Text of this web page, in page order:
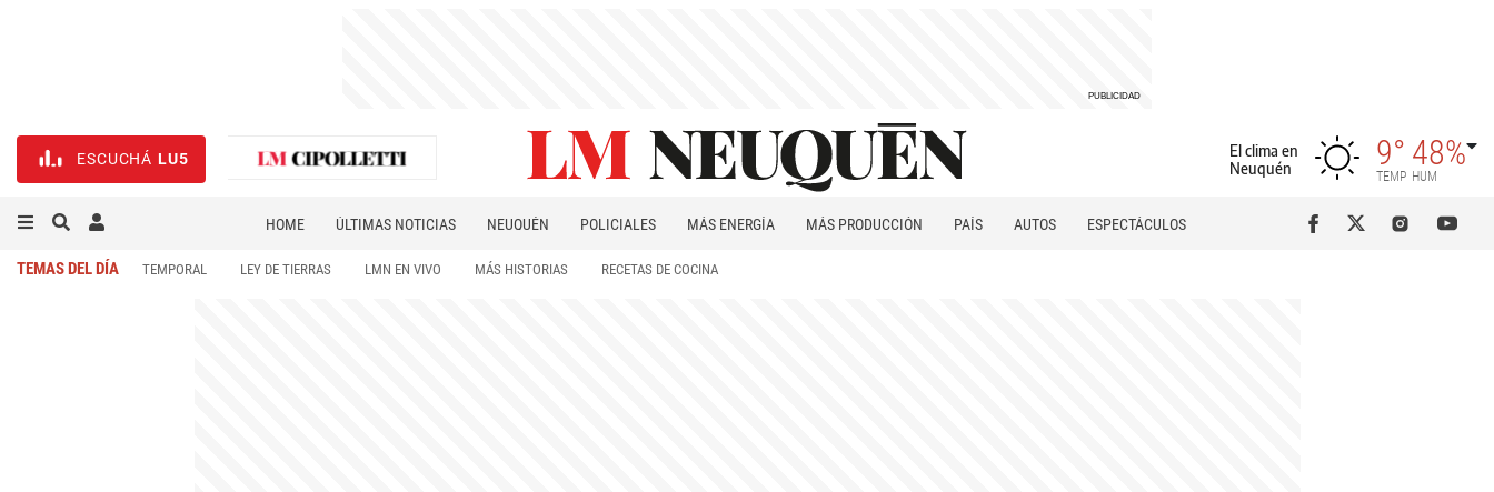
ESCUCHÁ LU5
El clima en
Neuquén
9°
TEMP
48%
HUM
HOME ÚLTIMAS NOTICIAS NEUQUÉN POLICIALES MÁS ENERGÍA MÁS PRODUCCIÓN PAÍS AUTOS
ESPECTÁCULOS
TEMAS DEL DÍA TEMPORAL LEY DE TIERRAS LMN EN VIVO MÁS HISTORIAS RECETAS DE COCINA